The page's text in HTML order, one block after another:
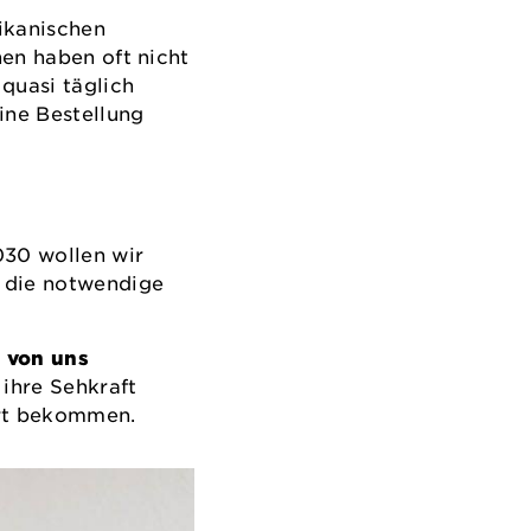
haben oft nicht
täglich
Bestellung
wollen wir
die notwendige
von uns
Sehkraft
bekommen.